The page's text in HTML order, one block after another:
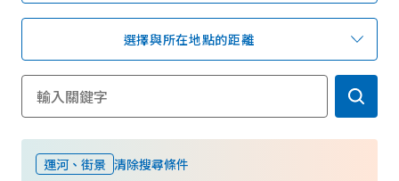
北海道簡介
依旅遊主題搜尋
七個國立公園
基礎知識
選擇與所在地點的距離
運河、街景 清除搜尋條件